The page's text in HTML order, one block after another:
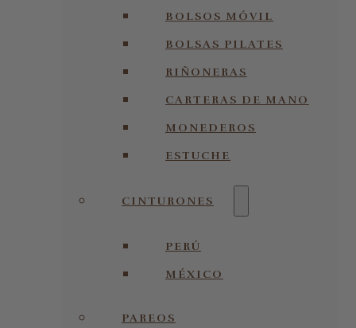
BOLSOS MÓVIL
BOLSAS PILATES
RIÑONERAS
CARTERAS DE MANO
MONEDEROS
ESTUCHE
CINTURONES
PERÚ
MÉXICO
PAREOS